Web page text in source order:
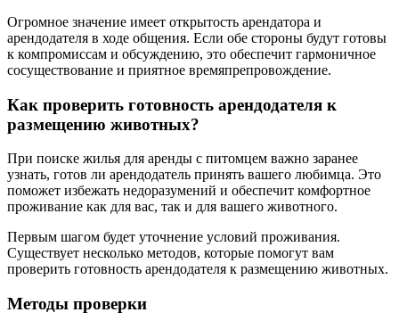
Огромное значение имеет открытость арендатора и
арендодателя в ходе общения. Если обе стороны будут готовы
к компромиссам и обсуждению, это обеспечит гармоничное
сосуществование и приятное времяпрепровождение.
Как проверить готовность арендодателя к
размещению животных?
При поиске жилья для аренды с питомцем важно заранее
узнать, готов ли арендодатель принять вашего любимца. Это
поможет избежать недоразумений и обеспечит комфортное
проживание как для вас, так и для вашего животного.
Первым шагом будет уточнение условий проживания.
Существует несколько методов, которые помогут вам
проверить готовность арендодателя к размещению животных.
Методы проверки